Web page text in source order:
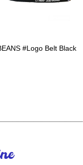
#Logo Belt Black